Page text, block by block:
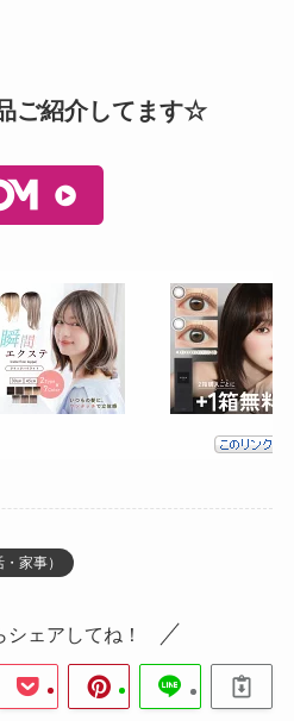
ご紹介してます☆
家事）
シェアしてね！